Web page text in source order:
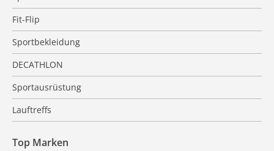
Fit-Flip
Sportbekleidung
DECATHLON
Sportausrüstung
Lauftreffs
Top Marken